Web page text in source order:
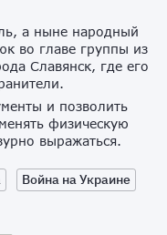
а ныне народный
во главе группы из
Славянск, где его
и позволить
физическую
выражаться.
Война на Украине